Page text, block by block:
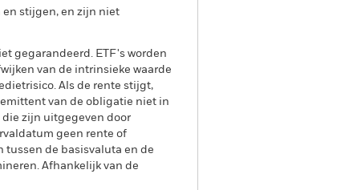
stijgen, en zijn niet
gegarandeerd. ETF's worden
van de intrinsieke waarde
Als de rente stijgt,
van de obligatie niet in
zijn uitgegeven door
geen rente of
de basisvaluta en de
Afhankelijk van de